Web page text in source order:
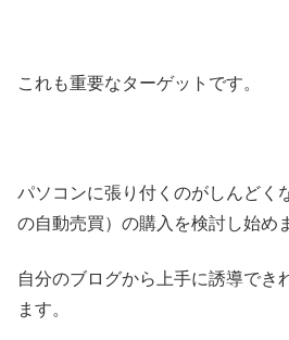
これも重要なターゲットです。
パソコンに張り付くのがしんどく
の自動売買）の購入を検討し始め
自分のブログから上手に誘導でき
ます。